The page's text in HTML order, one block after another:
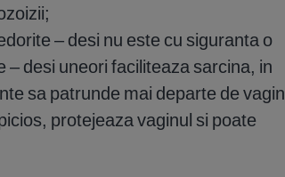
– desi nu este cu siguranta o
desi uneori faciliteaza sarcina, in
sa patrunde mai departe de vagin
protejeaza vaginul si poate